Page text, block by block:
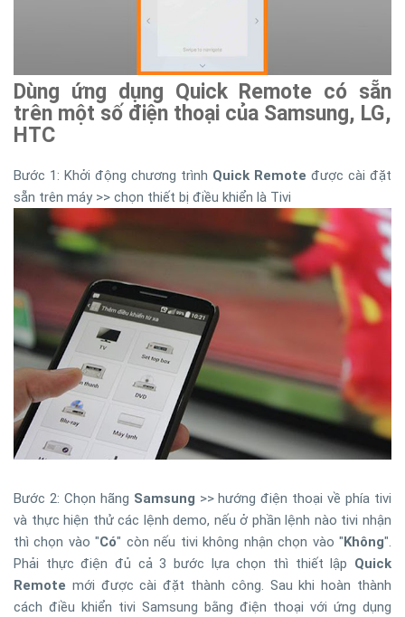
Dùng ứng dụng Quick Remote có sẵn
trên một số điện thoại của Samsung, LG,
HTC
Bước 1: Khởi động chương trình Quick Remote được cài đặt
sẵn trên máy >> chọn thiết bị điều khiển là Tivi
Bước 2: Chọn hãng Samsung >> hướng điện thoại về phía tivi
và thực hiện thử các lệnh demo, nếu ở phần lệnh nào tivi nhận
thì chọn vào "Có" còn nếu tivi không nhận chọn vào "Không".
Phải thực điện đủ cả 3 bước lựa chọn thì thiết lập Quick
Remote mới được cài đặt thành công. Sau khi hoàn thành
cách điều khiển tivi Samsung bằng điện thoại với ứng dụng